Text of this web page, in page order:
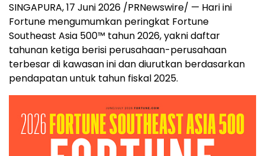
SINGAPURA,17 Juni 2026 /PRNewswire/ — Hari ini
Fortune mengumumkan peringkat Fortune
Southeast Asia 500™ tahun 2026, yakni daftar
tahunan ketiga berisi perusahaan-perusahaan
terbesar di kawasan ini dan diurutkan berdasarkan
pendapatan untuk tahun fiskal 2025.